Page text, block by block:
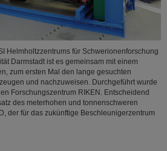
Helmholtzzentrums für Schwerionenforschung
Darmstadt ist es gemeinsam mit einem
zum ersten Mal den lange gesuchten
und nachzuweisen. Durchgeführt wurde
Forschungszentrum RIKEN. Entscheidend
des meterhohen und tonnenschweren
der für das zukünftige Beschleunigerzentrum